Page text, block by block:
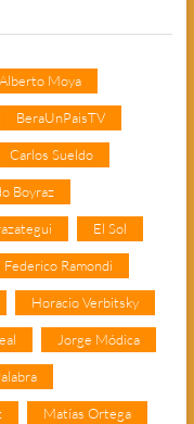
Alberto Moya
BeraUnPaisTV
Carlos Sueldo
Boyraz
El Sol
Federico Ramondi
Horacio Verbitsky
Jorge Módica
Matías Ortega